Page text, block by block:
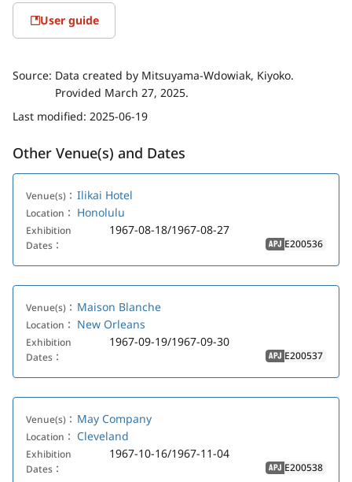
User guide
Source: Data created by Mitsuyama-Wdowiak, Kiyoko.
Provided March 27, 2025.
Last modified: 2025-06-19
Other Venue(s) and Dates
Venue(s)： Ilikai Hotel
Location： Honolulu
Exhibition
Dates：
1967-08-18/1967-08-27
APJ E200536
Venue(s)： Maison Blanche
Location： New Orleans
Exhibition
Dates：
1967-09-19/1967-09-30
APJ E200537
Venue(s)： May Company
Location： Cleveland
Exhibition
Dates：
1967-10-16/1967-11-04
APJ E200538